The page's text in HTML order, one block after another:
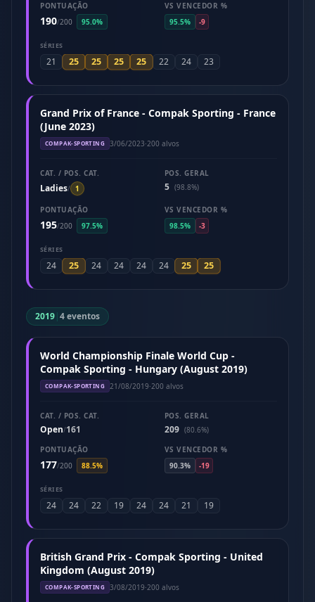
PONTUAÇÃO
190/200 95.0%
VS VENCEDOR %
95.5%
-9
SÉRIES
21 25 25 25 25 22 24 23
Grand Prix of France - Compak Sporting - France
(June 2023)
COMPAK-SPORTING 3/06/2023·200 alvos
CAT. / POS. CAT.
Ladies/ 1
POS. GERAL
5 (98.8%)
PONTUAÇÃO
195/200 97.5%
VS VENCEDOR %
98.5%
-3
SÉRIES
24 25 24 24 24 24 25 25
2019|4 eventos
World Championship Finale World Cup -
Compak Sporting - Hungary (August 2019)
COMPAK-SPORTING 21/08/2019·200 alvos
CAT. / POS. CAT.
Open/161
POS. GERAL
209 (80.6%)
PONTUAÇÃO
177/200 88.5%
VS VENCEDOR %
90.3%
-19
SÉRIES
24 24 22 19 24 24 21 19
British Grand Prix - Compak Sporting - United
Kingdom (August 2019)
COMPAK-SPORTING 3/08/2019·200 alvos